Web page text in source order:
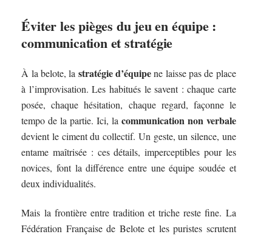
Éviter les pièges du jeu en équipe :
communication et stratégie
À la belote, la stratégie d’équipene laisse pas de place
à l’improvisation. Les habitués le savent : chaque carte
posée, chaque hésitation, chaque regard, façonne le
tempo de la partie. Ici, la communication non verbale
devient le ciment du collectif. Un geste, un silence, une
entame maîtrisée : ces détails, imperceptibles pour les
novices, font la différence entre une équipe soudée et
deux individualités.
Mais la frontière entre tradition et triche reste fine. La
Fédération Française de Belote et les puristes scrutent